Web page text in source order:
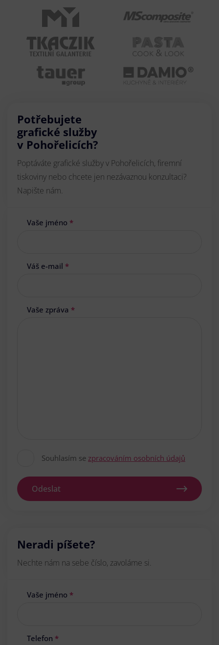
Potřebujete
grafické služby
v Pohořelicích?
Poptáváte grafické služby v Pohořelicích, firemní
tiskoviny nebo chcete jen nezávaznou konzultaci?
Napište nám.
Vaše jméno *
Váš e-mail *
Vaše zpráva *
Souhlasím se zpracováním osobních údajů
Odeslat
Neradi píšete?
Nechte nám na sebe číslo, zavoláme si.
Vaše jméno *
Telefon *